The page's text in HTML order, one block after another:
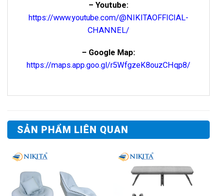
– Youtube:
https://www.youtube.com/@NIKITAOFFICIAL-
CHANNEL/
– Google Map:
https://maps.app.goo.gl/r5WfgzeK8ouzCHqp8/
SẢN PHẨM LIÊN QUAN